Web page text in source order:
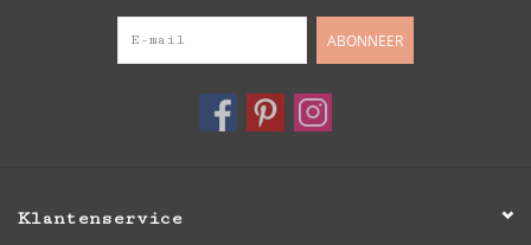
ABONNEER
Klantenservice